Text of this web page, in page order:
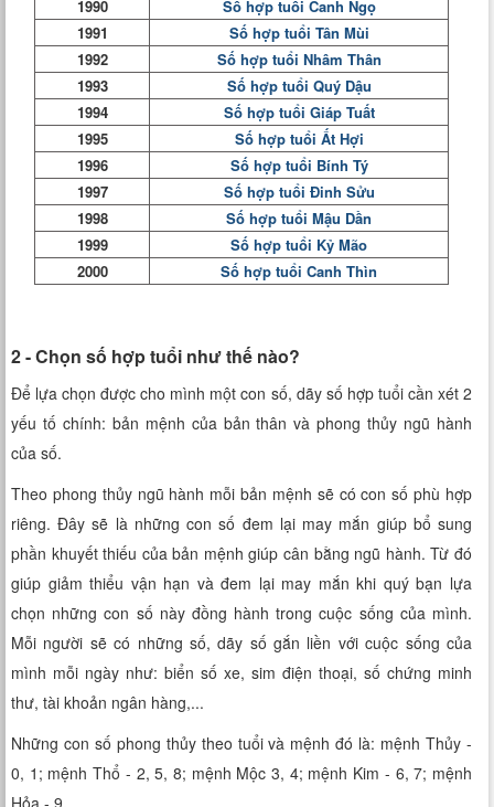
1990
Số hợp tuổi Canh Ngọ
1991
Số hợp tuổi Tân Mùi
1992
Số hợp tuổi Nhâm Thân
1993
Số hợp tuổi Quý Dậu
1994
Số hợp tuổi Giáp Tuất
1995
Số hợp tuổi Ất Hợi
1996
Số hợp tuổi Bính Tý
1997
Số hợp tuổi Đinh Sửu
1998
Số hợp tuổi Mậu Dần
1999
Số hợp tuổi Kỷ Mão
2000
Số hợp tuổi Canh Thìn
2 - Chọn số hợp tuổi như thế nào?
Để lựa chọn được cho mình một con số, dãy số hợp tuổi cần xét 2
yếu tố chính: bản mệnh của bản thân và phong thủy ngũ hành
của số.
Theo phong thủy ngũ hành mỗi bản mệnh sẽ có con số phù hợp
riêng. Đây sẽ là những con số đem lại may mắn giúp bổ sung
phần khuyết thiếu của bản mệnh giúp cân bằng ngũ hành. Từ đó
giúp giảm thiểu vận hạn và đem lại may mắn khi quý bạn lựa
chọn những con số này đồng hành trong cuộc sống của mình.
Mỗi người sẽ có những số, dãy số gắn liền với cuộc sống của
mình mỗi ngày như: biển số xe, sim điện thoại, số chứng minh
thư, tài khoản ngân hàng,...
Những con số phong thủy theo tuổi và mệnh đó là: mệnh Thủy -
0, 1; mệnh Thổ - 2, 5, 8; mệnh Mộc 3, 4; mệnh Kim - 6, 7; mệnh
Hỏa - 9.